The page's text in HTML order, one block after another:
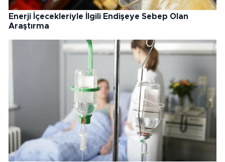
Enerji İçecekleriyle İlgili Endişeye Sebep Olan
Araştırma